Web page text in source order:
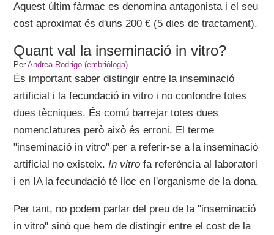
Aquest últim fàrmac es denomina antagonista i el seu
cost aproximat és d'uns 200 € (5 dies de tractament).
Quant val la inseminació in vitro?
PerAndrea Rodrigo (embriòloga).
És important saber distingir entre la inseminació
artificial i la fecundació in vitro i no confondre totes
dues tècniques. És comú barrejar totes dues
nomenclatures però això és erroni. El terme
"inseminació in vitro" per a referir-se a la inseminació
artificial no existeix.In vitro fa referència al laboratori
i en IA la fecundació té lloc en l'organisme de la dona.
Per tant, no podem parlar del preu de la "inseminació
in vitro" sinó que hem de distingir entre el cost de la